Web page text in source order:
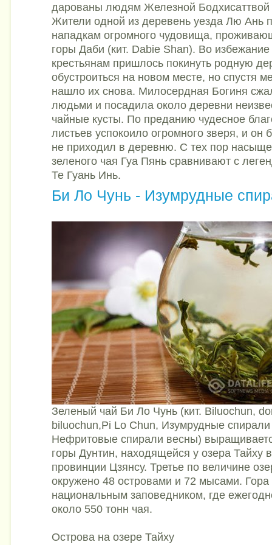
дарованы людям Железной Бодхисаттвой
Жители одной из деревень уезда Лю Ань
нападкам огромного чудовища,
горы Даби (кит. Dabie Shan). Во
крестьянам пришлось покинуть родную
обустроиться на новом месте, но спустя
нашло их снова. Милосердная Богиня
людьми и посадила около деревни
чайные кусты. По преданию чудесное
листьев успокоило огромного зверя, и он
не приходил в деревню. С тех пор
зеленого чая Гуа Пянь сравнивают с
Те Гуань Инь.
Би Ло Чунь - Изумрудные
Зеленый чай Би Ло Чунь (кит. Biluochun,
biluochun,Pi Lo Chun, Изумрудные
Нефритовые спирали весны)
горы Дунтин, находящейся у озера Тайху
провинции Цзянсу. Третье по величине
окружено 48 островами и 72 мысами. Гора
национальным заповедником, где
около 550 тонн чая.
Острова на озере Тайху